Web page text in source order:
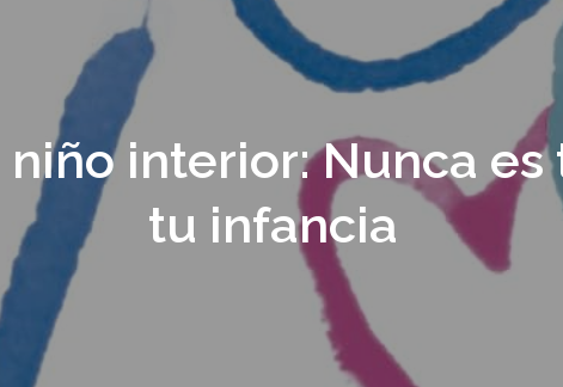
interior: Nunca
tu infancia